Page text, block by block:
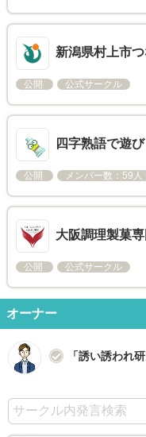
新潟県村上市
公開 公式サークル
四字熟語で遊
公開 メンバー数：59人
大阪調理製菓
公開 公式サークル
オーナー
「誘い誘われ